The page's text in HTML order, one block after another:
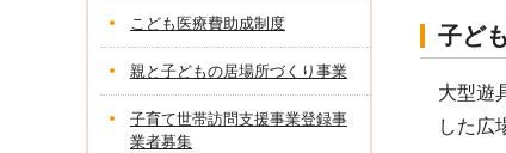
子ど
大型遊
した広
こども医療費助成制度
親と子どもの居場所づくり事業
子育て世帯訪問支援事業登録事
業者募集